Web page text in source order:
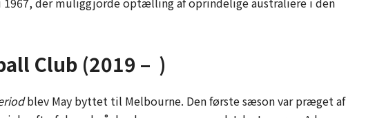
Club (2019 – )
blev May byttet til Melbourne. Den første sæson var præget af